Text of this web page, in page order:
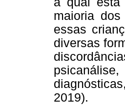
maioria
essas
diversas
2019).